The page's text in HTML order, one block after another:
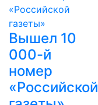
Вышел 10
000-й
номер
«Российской